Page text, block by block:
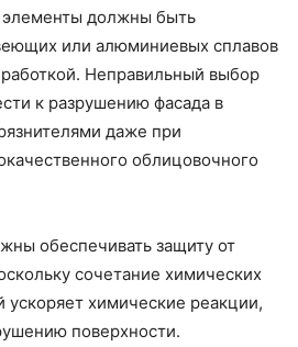
должны быть
или алюминиевых сплавов
Неправильный выбор
к разрушению фасада в
даже при
облицовочного
обеспечивать защиту от
сочетание химических
ускоряет химические реакции,
поверхности.